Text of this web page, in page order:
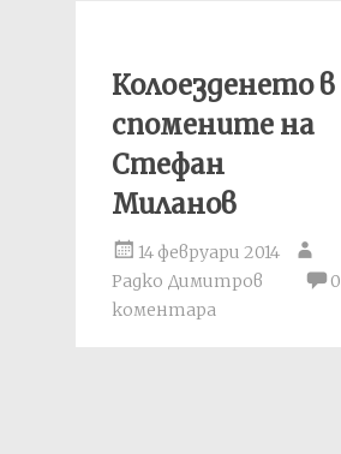
Колоезденето в
спомените на
Стефан
Миланов
14 февруари 2014
Радко Димитров
0
коментара